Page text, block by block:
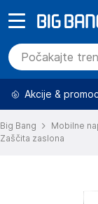
Akcije &
Big Bang Mobilne
Zaščita zaslona